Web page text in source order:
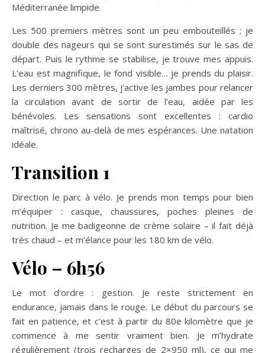
Méditerranée limpide.
Les 500 premiers mètres sont un peu embouteillés ; je
double des nageurs qui se sont surestimés sur le sas de
départ. Puis le rythme se stabilise, je trouve mes appuis.
L’eau est magnifique, le fond visible… je prends du plaisir.
Les derniers 300 mètres, j’active les jambes pour relancer
la circulation avant de sortir de l’eau, aidée par les
bénévoles. Les sensations sont excellentes : cardio
maîtrisé, chrono au-delà de mes espérances. Une natation
idéale.
Transition 1
Direction le parc à vélo. Je prends mon temps pour bien
m’équiper : casque, chaussures, poches pleines de
nutrition. Je me badigeonne de crème solaire – il fait déjà
très chaud – et m’élance pour les 180 km de vélo.
Vélo – 6h56
Le mot d’ordre : gestion. Je reste strictement en
endurance, jamais dans le rouge. Le début du parcours se
fait en patience, et c’est à partir du 80e kilomètre que je
commence à me sentir vraiment bien. Je m’hydrate
régulièrement (trois recharges de 2×950 ml), ce qui me